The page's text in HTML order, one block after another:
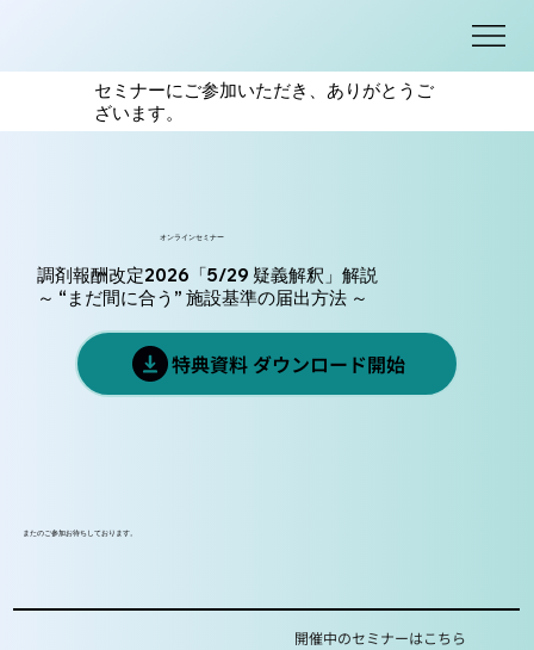
セミナーにご参加いただき、ありがとうご
ざいます。
オンラインセミナー
調剤報酬改定2026「5/29 疑義解釈」解説
～ “まだ間に合う” 施設基準の届出方法 ～
特典資料 ダウンロード開始
またのご参加お待ちしております。
開催中のセミナーはこちら